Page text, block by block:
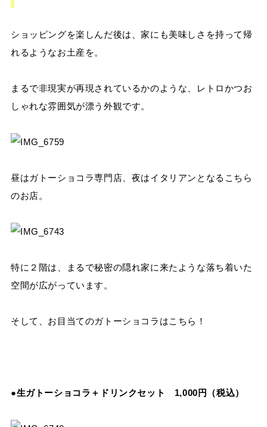
ショッピングを楽しんだ後は、家にも美味しさを持って帰
れるようなお土産を。
まるで非現実が再現されているかのような、レトロかつお
しゃれな雰囲気が漂う外観です。
昼はガトーショコラ専門店、夜はイタリアンとなるこちら
のお店。
特に２階は、まるで秘密の隠れ家に来たような落ち着いた
空間が広がっています。
そして、お目当てのガトーショコラはこちら！
●生ガトーショコラ＋ドリンクセット 1,000円（税込）